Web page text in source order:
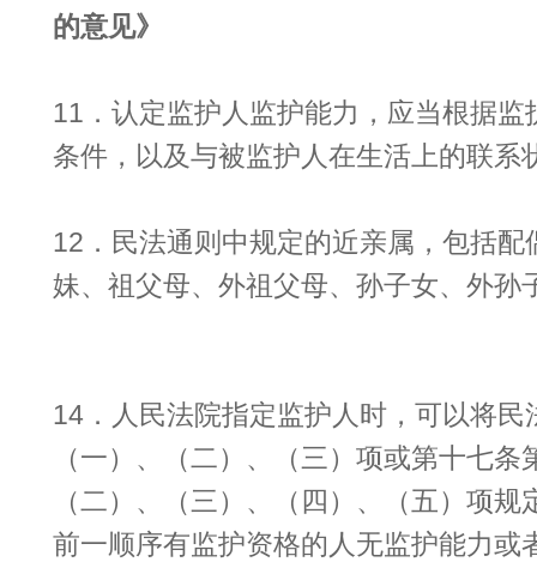
的意见》
11．认定监护人监护能力，应当根据
条件，以及与被监护人在生活上的联系
12．民法通则中规定的近亲属，包括
妹、祖父母、外祖父母、孙子女、外孙
14．人民法院指定监护人时，可以将
（一）、（二）、（三）项或第十七
（二）、（三）、（四）、（五）项
前一顺序有监护资格的人无监护能力或